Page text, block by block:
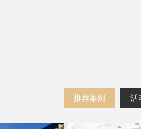
推荐案例 活